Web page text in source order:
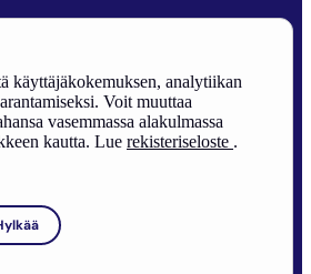
käyttäjäkokemuksen, analytiikan
Voit muuttaa
vasemmassa alakulmassa
kautta. Lue rekisteriseloste .
toteutus